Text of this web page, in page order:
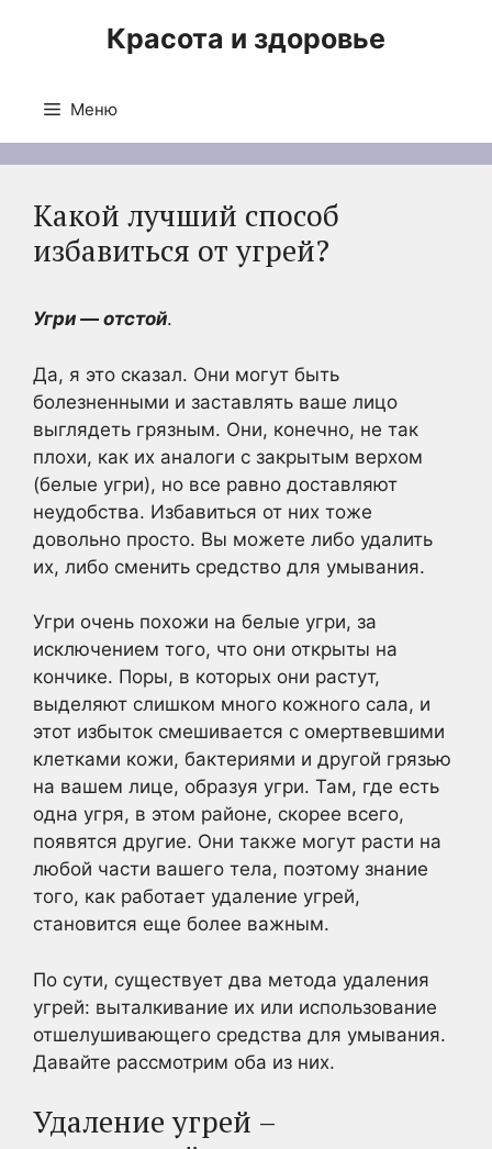
Красота и здоровье
Меню
Какой лучший способ
избавиться от угрей?
Угри — отстой.
Да, я это сказал. Они могут быть
болезненными и заставлять ваше лицо
выглядеть грязным. Они, конечно, не так
плохи, как их аналоги с закрытым верхом
(белые угри), но все равно доставляют
неудобства. Избавиться от них тоже
довольно просто. Вы можете либо удалить
их, либо сменить средство для умывания.
Угри очень похожи на белые угри, за
исключением того, что они открыты на
кончике. Поры, в которых они растут,
выделяют слишком много кожного сала, и
этот избыток смешивается с омертвевшими
клетками кожи, бактериями и другой грязью
на вашем лице, образуя угри. Там, где есть
одна угря, в этом районе, скорее всего,
появятся другие. Они также могут расти на
любой части вашего тела, поэтому знание
того, как работает удаление угрей,
становится еще более важным.
По сути, существует два метода удаления
угрей: выталкивание их или использование
отшелушивающего средства для умывания.
Давайте рассмотрим оба из них.
Удаление угрей –